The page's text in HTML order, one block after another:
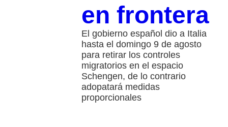
en frontera
El gobierno español dio a Italia
hasta el domingo 9 de agosto
para retirar los controles
migratorios en el espacio
Schengen, de lo contrario
adopatará medidas
proporcionales